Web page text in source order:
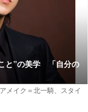
と”の美学 「自分の
メイク＝北一騎、スタイ